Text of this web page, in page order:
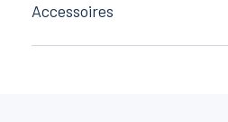
Accessoires